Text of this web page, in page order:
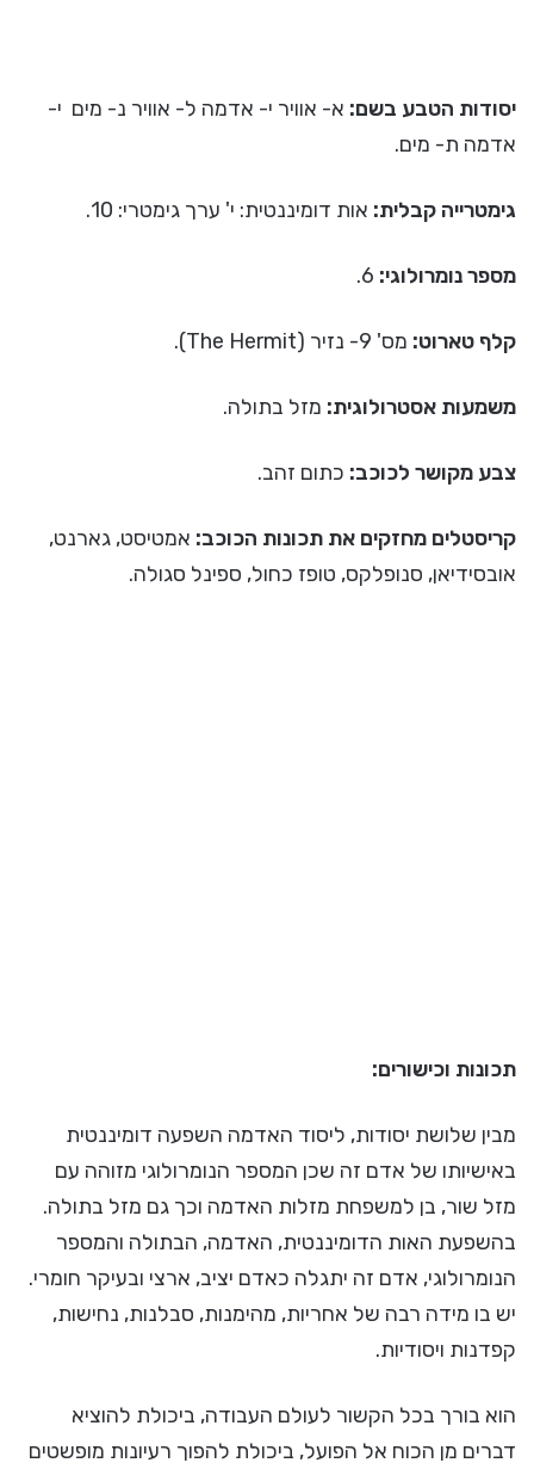
יסודות הטבע בשם: א- אוויר י- אדמה ל- אוויר נ- מים י-
אדמה ת- מים.
גימטרייה קבלית: אות דומיננטית: י' ערך גימטרי: 10.
מספר נומרולוגי:
קלף טארוט: מס' 9- נזיר (The Hermit).
משמעות אסטרולוגית: מזל בתולה.
צבע מקושר לכוכב: כתום זהב.
קריסטלים מחזקים את תכונות הכוכב: אמטיסט, גארנט,
אובסידיאן, סנופלקס, טופז כחול, ספינל סגולה.
תכונות וכישורים:
מבין שלושת יסודות, ליסוד האדמה השפעה דומיננטית
באישיותו של אדם זה שכן המספר הנומרולוגי מזוהה עם
מזל שור, בן למשפחת מזלות האדמה וכך גם מזל בתולה.
בהשפעת האות הדומיננטית, האדמה, הבתולה והמספר
הנומרולוגי, אדם זה יתגלה כאדם יציב, ארצי ובעיקר חומרי.
יש בו מידה רבה של אחריות, מהימנות, סבלנות, נחישות,
קפדנות ויסודיות.
הוא בורך בכל הקשור לעולם העבודה, ביכולת להוציא
דברים מן הכוח אל הפועל, ביכולת להפוך רעיונות מופשטים